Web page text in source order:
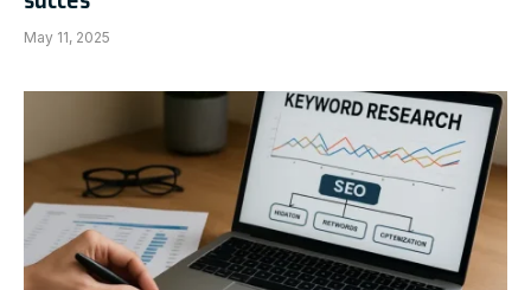
May 11, 2025